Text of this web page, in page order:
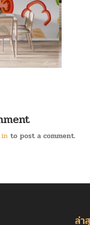
in to post a comment.
ล่า